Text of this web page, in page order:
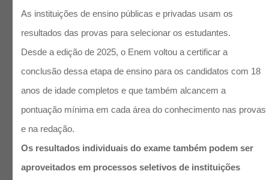
As instituições de ensino públicas e privadas usam os
resultados das provas para selecionar os estudantes.
Desde a edição de 2025, o Enem voltou a certificar a
conclusão dessa etapa de ensino para os candidatos com 18
anos de idade completos e que também alcancem a
pontuação mínima em cada área do conhecimento nas provas
e na redação.
Os resultados individuais do exame também podem ser
aproveitados em processos seletivos de instituições